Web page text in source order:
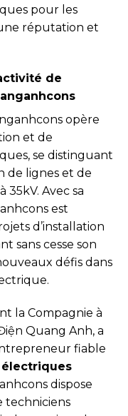
pour les
réputation et
de
opère
et de
se distinguant
de lignes et de
35kV. Avec sa
est
d’installation
sans cesse son
défis dans
la Compagnie à
Quang Anh, a
fiable
dispose
techniciens